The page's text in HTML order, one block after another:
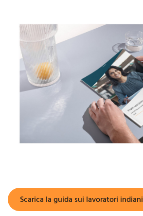
Scarica la guida sui lavoratori indiani